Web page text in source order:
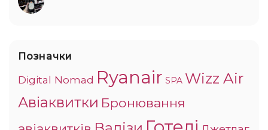
Позначки
Digital Nomad Ryanair SPA Wizz Air
Авіаквитки Бронювання